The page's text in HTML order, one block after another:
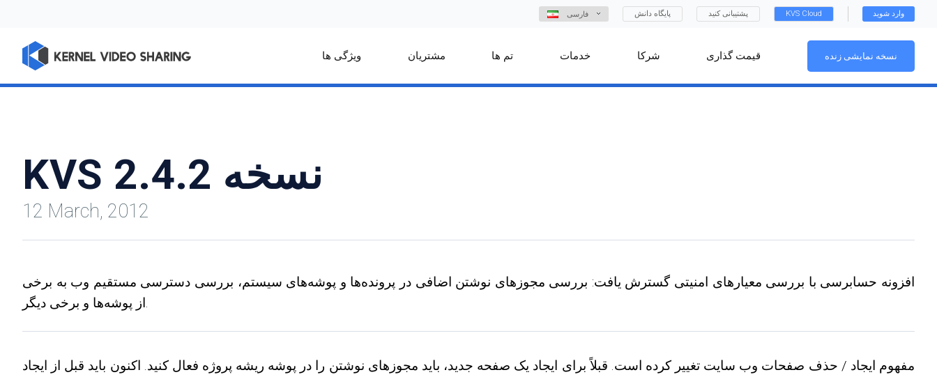
فارسی پایگاه دانش پشتیبانی کنید KVS Cloud وارد شوید
ویژگی ها مشتریان تم ها خدمات شرکا قیمت گذاری نسخه نمایشی زنده
KVS نسخه 2.4.2
12 March, 2012
افزونه حسابرسی با بررسی معیارهای امنیتی گسترش یافت: بررسی مجوزهای نوشتن اضافی در پرونده‌ها و پوشه‌های سیستم، بررسی دسترسی مستقیم وب به برخی
از پوشه‌ها و برخی دیگر.
مفهوم ایجاد / حذف صفحات وب سایت تغییر کرده است. قبلاً برای ایجاد یک صفحه جدید، باید مجوزهای نوشتن را در پوشه ریشه پروژه فعال کنید. اکنون باید قبل از ایجاد